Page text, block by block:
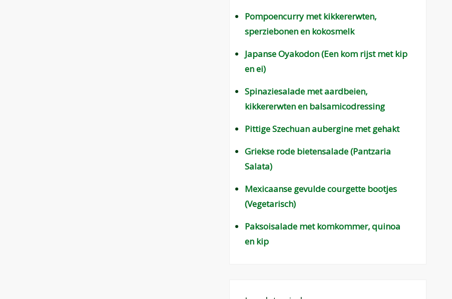
Pompoencurry met kikkererwten,
sperziebonen en kokosmelk
Japanse Oyakodon (Een kom rijst met kip
en ei)
Spinaziesalade met aardbeien,
kikkererwten en balsamicodressing
Pittige Szechuan aubergine met gehakt
Griekse rode bietensalade (Pantzaria
Salata)
Mexicaanse gevulde courgette bootjes
(Vegetarisch)
Paksoisalade met komkommer, quinoa
en kip